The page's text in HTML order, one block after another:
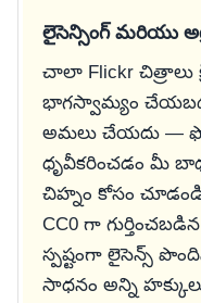
లైసెన్సింగ్ మరియు
చాలా Flickr చిత్రాలు
భాగస్వామ్యం
అమలు చేయదు —
ధృవీకరించడం మీ
చిహ్నం కోసం
CC0 గా
స్పష్టంగా లైసెన్స్
సాధనం అన్ని